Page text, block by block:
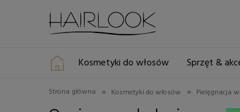
Kosmetyki do włosów Sprzęt &
Strona główna » Kosmetyki do włosów » Pielęgnacja